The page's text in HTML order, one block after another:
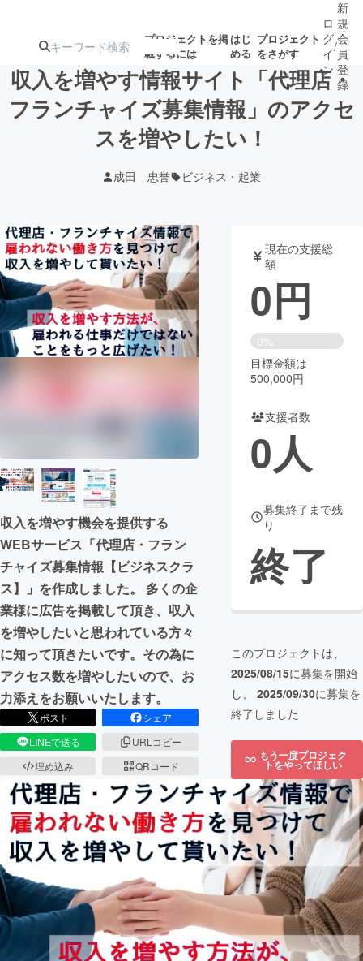
プロジェクトを掲
載するには
はじ
める
プロジェクト
をさがす
注目のリ 注目の新着プロ
ジェクト
募集終了が近いプ
テクノロジー・ガジェット
映像・映画 書籍・雑誌
ビジネス・起業 チャレンジ
CAMPFIRE Creation
CAMPFIREふるさと納税
コミュニティ
ロ
グ
イ
ン
/
新
規
会
員
登
録
収入を増やす情報サイト「代理店・
フランチャイズ募集情報」のアクセ
スを増やしたい！
成田 忠誉 ビジネス・起業
収入を増やす機会を提供する
WEBサービス「代理店・フラン
チャイズ募集情報【ビジネスクラ
ス】」を作成しました。 多くの企
業様に広告を掲載して頂き、収入
を増やしたいと思われている方々
に知って頂きたいです。その為に
アクセス数を増やしたいので、お
力添えをお願いいたします。
ポスト
シェア
LINEで送る
URLコピー
埋め込み
QRコード
現在の支援総
額
0円
0%
目標金額は
500,000円
支援者数
0人
募集終了まで残
り
終了
このプロジェクトは、
2025/08/15に募集を開始
し、 2025/09/30に募集を
終了しました
もう一度プロジェク
トをやってほしい